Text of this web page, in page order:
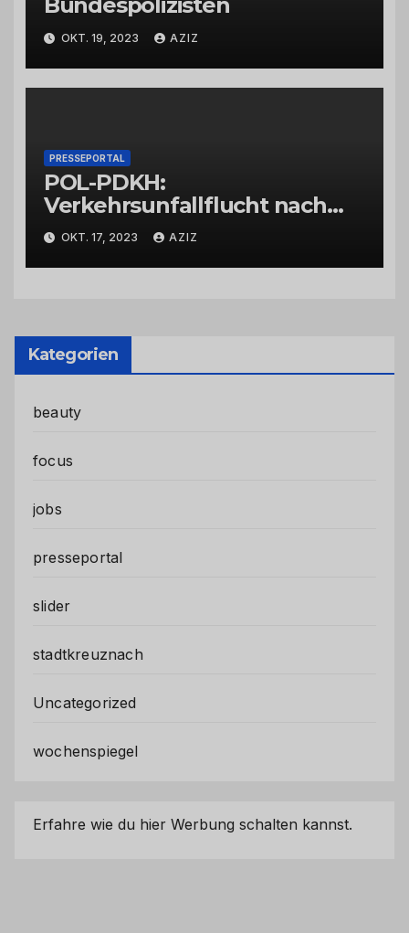
Bundespolizisten
OKT. 19, 2023 AZIZ
PRESSEPORTAL
POL-PDKH:
Verkehrsunfallflucht nach
Abbiegevorgang
OKT. 17, 2023 AZIZ
Kategorien
beauty
focus
jobs
presseportal
slider
stadtkreuznach
Uncategorized
wochenspiegel
Erfahre wie du hier Werbung schalten kannst.